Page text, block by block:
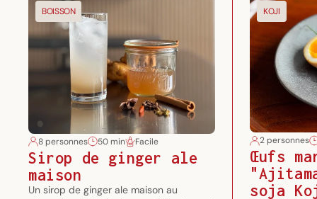
BOISSON
8 personnes 50 min Facile
Sirop de ginger ale
maison
Un sirop de ginger ale maison au
KOJI
2 personnes
Œufs
soja